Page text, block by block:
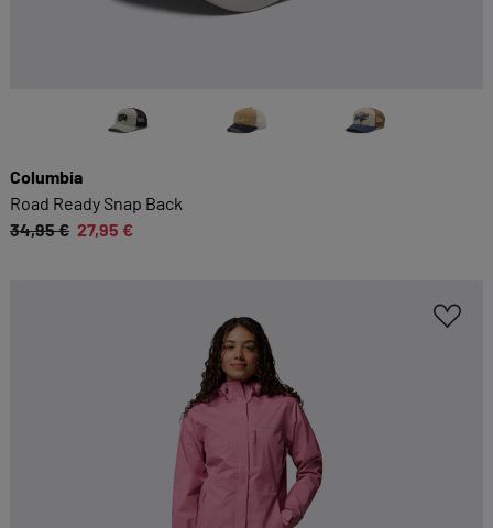
Columbia
Road Ready Snap Back
34,95 € 27,95 €